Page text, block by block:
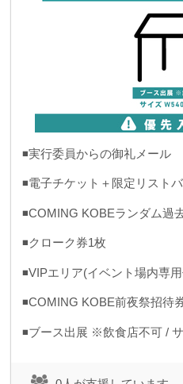
◾️実行委員からの御礼メール
◾️電子チケット＋限定リスト
◾️COMING KOBEランダム過
◾️クローク券1枚
◾️VIPエリア(イベント場内専
◾️COMING KOBE前夜祭招待
◾️ブース出展 ※飲食店不可 /